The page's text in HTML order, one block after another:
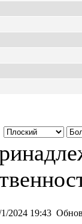
2024 19:43